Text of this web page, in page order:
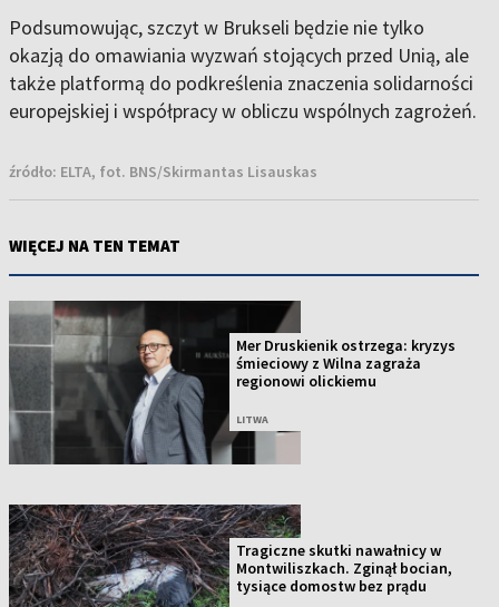
Podsumowując, szczyt w Brukseli będzie nie tylko
okazją do omawiania wyzwań stojących przed Unią, ale
także platformą do podkreślenia znaczenia solidarności
europejskiej i współpracy w obliczu wspólnych zagrożeń.
źródło: ELTA, fot. BNS/Skirmantas Lisauskas
WIĘCEJ NA TEN TEMAT
Mer Druskienik ostrzega: kryzys
śmieciowy z Wilna zagraża
regionowi olickiemu
LITWA
Tragiczne skutki nawałnicy w
Montwiliszkach. Zginął bocian,
tysiące domostw bez prądu